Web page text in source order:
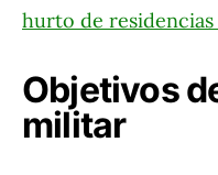
hurto de
Objetivos
militar